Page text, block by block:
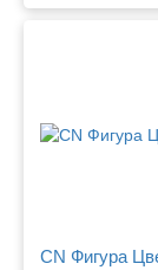
CN Фигура